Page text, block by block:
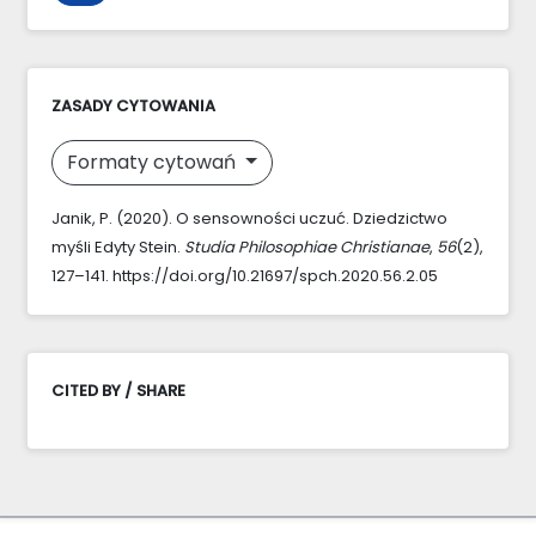
ZASADY CYTOWANIA
Formaty cytowań
Janik, P. (2020). O sensowności uczuć. Dziedzictwo
myśli Edyty Stein. Studia Philosophiae Christianae, 56(2),
127–141. https://doi.org/10.21697/spch.2020.56.2.05
CITED BY / SHARE